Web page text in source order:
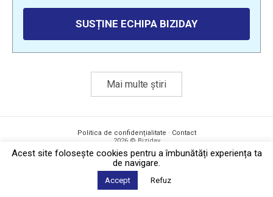
SUSȚINE ECHIPA BIZIDAY
Mai multe știri
Politica de confidențialitate · Contact
2026 © Biziday
Acest site foloseşte cookies pentru a îmbunătăți experiența ta
de navigare.
Accept Refuz